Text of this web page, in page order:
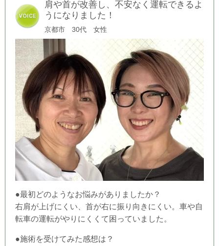
肩や首が改善し、不安なく運転できるよ
うになりました！
京都市 30代 女性
●最初どのようなお悩みがありましたか？
右肩が上げにくい、首が右に振り向きにくい。車や自
転車の運転がやりにくくて困っていました。
●施術を受けてみた感想は？